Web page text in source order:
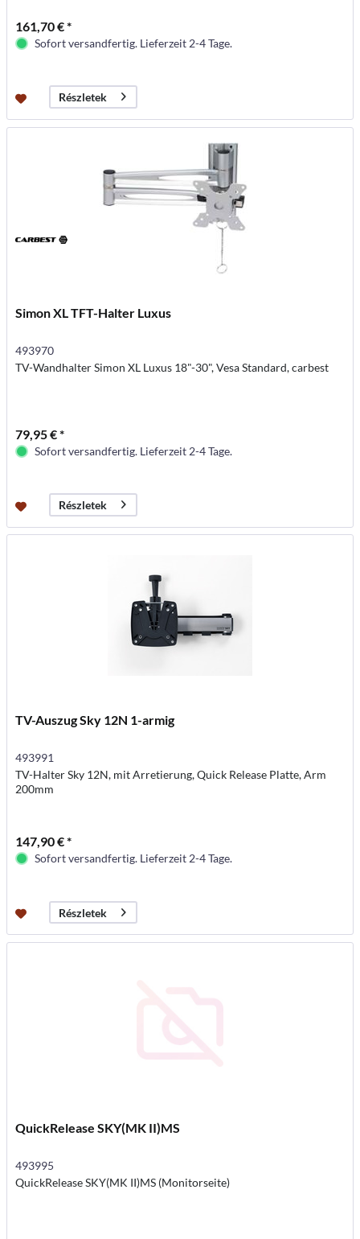
161,70 € *
Sofort versandfertig. Lieferzeit 2-4 Tage.
Részletek
Simon XL TFT-Halter Luxus
493970
TV-Wandhalter Simon XL Luxus 18"-30", Vesa Standard, carbest
79,95 € *
Sofort versandfertig. Lieferzeit 2-4 Tage.
Részletek
TV-Auszug Sky 12N 1-armig
493991
TV-Halter Sky 12N, mit Arretierung, Quick Release Platte, Arm
200mm
147,90 € *
Sofort versandfertig. Lieferzeit 2-4 Tage.
Részletek
QuickRelease SKY(MK II)MS
493995
QuickRelease SKY(MK II)MS (Monitorseite)